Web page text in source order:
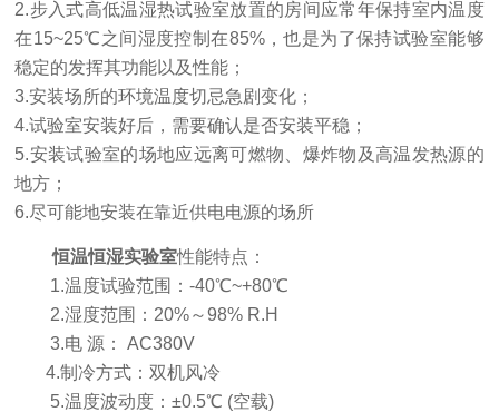
2.步入式高低温湿热试验室放置的房间应常年保持室内温度
在15~25℃之间湿度控制在85%，也是为了保持试验室能够
稳定的发挥其功能以及性能；
3.安装场所的环境温度切忌急剧变化；
4.试验室安装好后，需要确认是否安装平稳；
5.安装试验室的场地应远离可燃物、爆炸物及高温发热源的
地方；
6.尽可能地安装在靠近供电电源的场所
恒温恒湿实验室性能特点：
1.温度试验范围：-40℃~+80℃
2.湿度范围：20%～98% R.H
3.电 源： AC380V
4.制冷方式：双机风冷
5.温度波动度：±0.5℃ (空载)